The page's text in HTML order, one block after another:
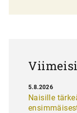
Naisille
5.8.2026